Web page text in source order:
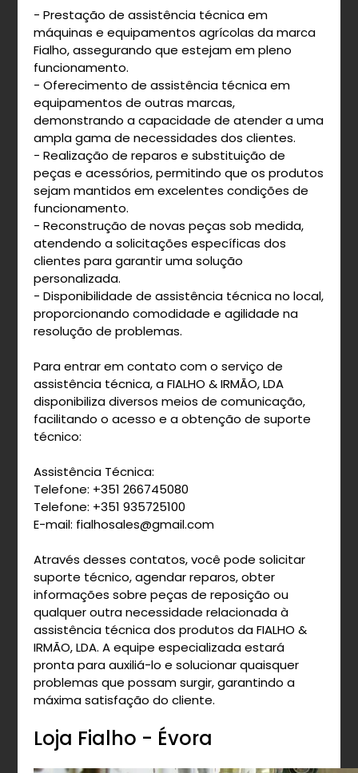
- Prestação de assistência técnica em
máquinas e equipamentos agrícolas da marca
Fialho, assegurando que estejam em pleno
funcionamento.
- Oferecimento de assistência técnica em
equipamentos de outras marcas,
demonstrando a capacidade de atender a uma
ampla gama de necessidades dos clientes.
- Realização de reparos e substituição de
peças e acessórios, permitindo que os produtos
sejam mantidos em excelentes condições de
funcionamento.
- Reconstrução de novas peças sob medida,
atendendo a solicitações específicas dos
clientes para garantir uma solução
personalizada.
- Disponibilidade de assistência técnica no local,
proporcionando comodidade e agilidade na
resolução de problemas.
Para entrar em contato com o serviço de
assistência técnica, a FIALHO & IRMÃO, LDA
disponibiliza diversos meios de comunicação,
facilitando o acesso e a obtenção de suporte
técnico:
Assistência Técnica:
Telefone: +351 266745080
Telefone: +351 935725100
E-mail: fialhosales@gmail.com
Através desses contatos, você pode solicitar
suporte técnico, agendar reparos, obter
informações sobre peças de reposição ou
qualquer outra necessidade relacionada à
assistência técnica dos produtos da FIALHO &
IRMÃO, LDA. A equipe especializada estará
pronta para auxiliá-lo e solucionar quaisquer
problemas que possam surgir, garantindo a
máxima satisfação do cliente.
Loja Fialho - Évora